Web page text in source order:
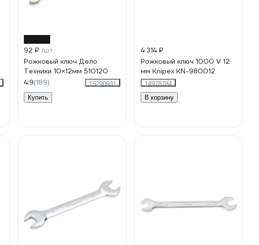
92 ₽ /шт
Рожковый ключ Дело
Техники 10×12мм 510120
4.9(189)
15290931
Купить
4 314 ₽
Рожковый ключ 1000 V 12
мм Knipex KN-980012
14978784
В корзину